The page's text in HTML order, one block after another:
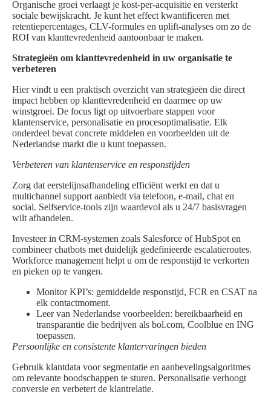
Organische groei verlaagt je kost-per-acquisitie en versterkt
sociale bewijskracht. Je kunt het effect kwantificeren met
retentiepercentages, CLV-formules en uplift-analyses om zo de
ROI van klanttevredenheid aantoonbaar te maken.
Strategieën om klanttevredenheid in uw organisatie te
verbeteren
Hier vindt u een praktisch overzicht van strategieën die direct
impact hebben op klanttevredenheid en daarmee op uw
winstgroei. De focus ligt op uitvoerbare stappen voor
klantenservice, personalisatie en procesoptimalisatie. Elk
onderdeel bevat concrete middelen en voorbeelden uit de
Nederlandse markt die u kunt toepassen.
Verbeteren van klantenservice en responstijden
Zorg dat eerstelijnsafhandeling efficiënt werkt en dat u
multichannel support aanbiedt via telefoon, e-mail, chat en
social. Selfservice-tools zijn waardevol als u 24/7 basisvragen
wilt afhandelen.
Investeer in CRM-systemen zoals Salesforce of HubSpot en
combineer chatbots met duidelijk gedefinieerde escalatieroutes.
Workforce management helpt u om de responstijd te verkorten
en pieken op te vangen.
Monitor KPI’s: gemiddelde responstijd, FCR en CSAT na
elk contactmoment.
Leer van Nederlandse voorbeelden: bereikbaarheid en
transparantie die bedrijven als bol.com, Coolblue en ING
toepassen.
Persoonlijke en consistente klantervaringen bieden
Gebruik klantdata voor segmentatie en aanbevelingsalgoritmes
om relevante boodschappen te sturen. Personalisatie verhoogt
conversie en verbetert de klantrelatie.